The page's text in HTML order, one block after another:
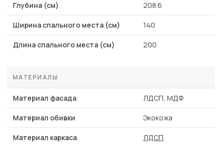
Глубина (см) 208.6
Ширина спального места (см) 140
Длина спального места (см) 200
МАТЕРИАЛЫ
Материал фасада ЛДСП, МДФ
Материал обивки Экокожа
Материал каркаса ЛДСП